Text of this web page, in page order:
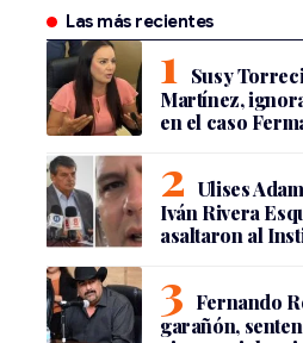
Las más recientes
Susy
Martínez,
en el caso
Ulises
Iván Rivera
asaltaron al
Fernando
garañón,